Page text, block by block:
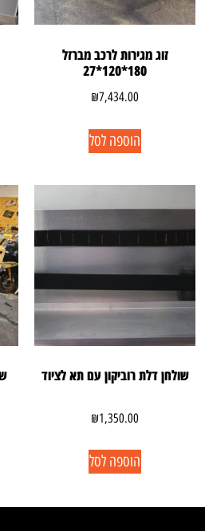
זוג מגירות לרכב מברזל
180*120*27
₪7,434.00
הוספה לסל
שולחן דלת רוביקון עם תא לציוד
₪1,350.00
הוספה לסל